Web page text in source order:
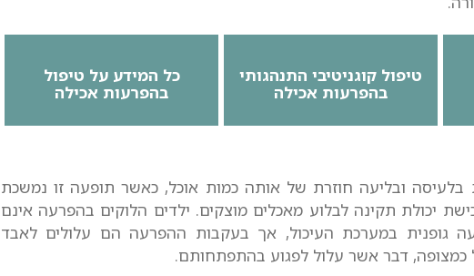
טיפול קוגניטיבי התנהגותי
בהפרעות אכילה
כל המידע על טיפול
בהפרעות אכילה
ובליעה חוזרת של אותה כמות אוכל, כאשר תופעה זו נמשכת
יכולת תקינה לבלוע מאכלים מוצקים. ילדים הלוקים בהפרעה אינם
גופנית במערכת העיכול, אך בעקבות ההפרעה הם עלולים לאבד
דבר אשר עלול לפגוע בהתפתחותם.